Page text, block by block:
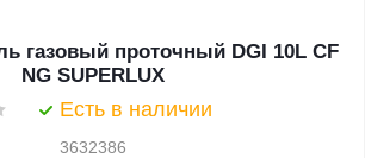
газовый проточный DGI 10L CF
NG SUPERLUX
Есть в наличии
3632386